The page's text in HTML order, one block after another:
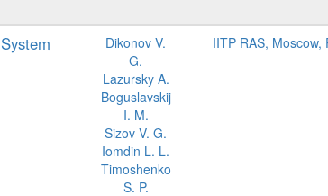
Dikonov V.
G.
Lazursky A.
Boguslavskij
I. M.
Sizov V. G.
Iomdin L. L.
Timoshenko
S. P.
IITP RAS, Moscow,